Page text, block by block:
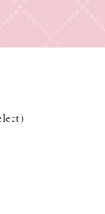
）